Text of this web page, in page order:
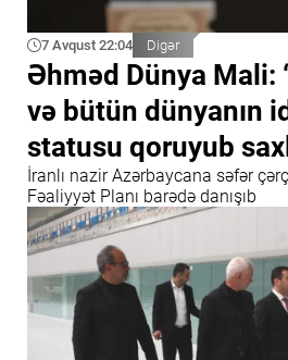
7 Avqust 22:04 Digər
Əhməd Dünya Mali:
və bütün dünyanın
statusu qoruyub
İranlı nazir Azərbaycana səfər
Fəaliyyət Planı barədə danışıb